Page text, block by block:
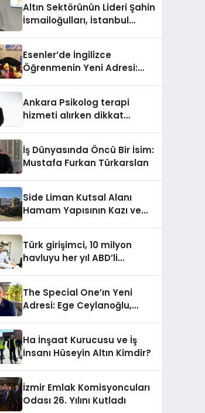
Altın Sektörünün Lideri Şahin
İsmailoğulları, İstanbul
Esenler’de İngilizce
Öğrenmenin Yeni Adresi:
Ankara Psikolog terapi
hizmeti alırken dikkat
İş Dünyasında Öncü Bir İsim:
Mustafa Furkan Türkarslan
Side Liman Kutsal Alanı
Hamam Yapısının Kazı ve
Katkılarıyla Tamamlandı
Türk girişimci, 10 milyon
havluyu her yıl ABD’li
The Special One’ın Yeni
Adresi: Ege Ceylanoğlu,
Geldi!
Ha İnşaat Kurucusu ve İş
İnsanı Hüseyin Altın Kimdir?
İzmir Emlak Komisyoncuları
Odası 26. Yılını Kutladı